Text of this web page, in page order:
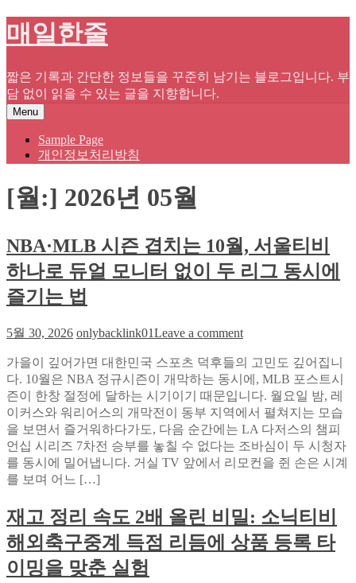
Skip
to
매일한줄
짧은 기록과 간단한 정보들을 꾸준히 남기는 블로그입니다. 부
담 없이 읽을 수 있는 글을 지향합니다.
Menu
Sample Page
개인정보처리방침
[월:] 2026년 05월
NBA·MLB 시즌 겹치는 10월, 서울티비
하나로 듀얼 모니터 없이 두 리그 동시에
즐기는 법
5월 30, 2026 onlybacklink01Leave a commenton
시
즌
겹
치
는
10
월,
티
비
하
가을이 깊어가면 대한민국 스포츠 덕후들의 고민도 깊어집니
다. 10월은 NBA 정규시즌이 개막하는 동시에, MLB 포스트시
즌이 한창 절정에 달하는 시기이기 때문입니다. 월요일 밤, 레
이커스와 워리어스의 개막전이 동부 지역에서 펼쳐지는 모습
을 보면서 즐거워하다가도, 다음 순간에는 LA 다저스의 챔피
언십 시리즈 7차전 승부를 놓칠 수 없다는 조바심이 두 시청자
를 동시에 밀어냅니다. 거실 TV 앞에서 리모컨을 쥔 손은 시계
를 보며 어느 […]
재고 정리 속도 2배 올린 비밀: 소닉티비
해외축구중계 득점 리듬에 상품 등록 타
이밍을 맞춘 실험